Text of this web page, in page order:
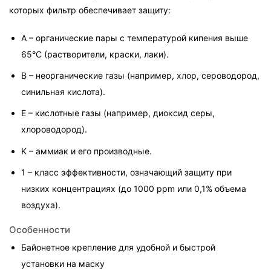
которых фильтр обеспечивает защиту:
A – органические пары с температурой кипения выше
65°C (растворители, краски, лаки).
B – неорганические газы (например, хлор, сероводород,
синильная кислота).
E – кислотные газы (например, диоксид серы,
хлороводород).
K – аммиак и его производные.
1 – класс эффективности, означающий защиту при
низких концентрациях (до 1000 ppm или 0,1% объема
воздуха).
Особенности
Байонетное крепление для удобной и быстрой
установки на маску